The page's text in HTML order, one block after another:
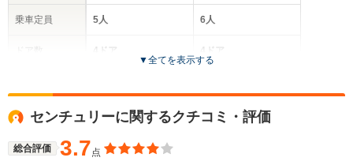
乗車定員 5人
4ドア
全高
6人
4ドア
全高
▼全てを表示する
センチュリーに関するクチコミ・評価
総合評価 3.7点